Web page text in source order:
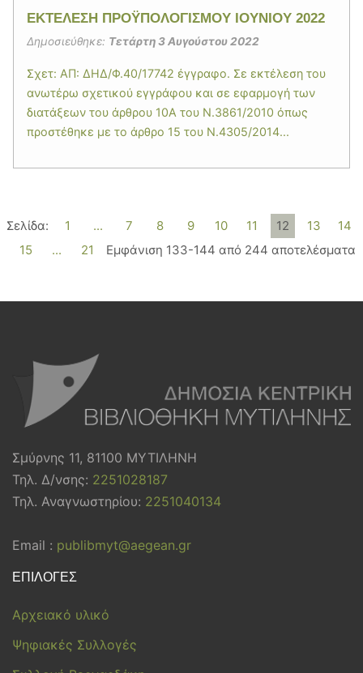
EΚΤΕΛΕΣΗ ΠΡΟΫΠΟΛΟΓΙΣΜΟΥ ΙΟΥΝΙΟΥ 2022
Δημοσιεύθηκε: Τετάρτη 3 Αυγούστου 2022
Σχετ: ΑΠ: ΔΗΔ/Φ.40/17742 έγγραφο. Σε εκτέλεση του
ανωτέρω σχετικού εγγράφου και σε εφαρμογή των
διατάξεων του άρθρου 10Α του Ν.3861/2010 όπως
προστέθηκε με το άρθρο 15 του Ν.4305/2014...
Σελίδα: 1 ... 7 8 9 10 11 12 13
14
15
... 21 Εμφάνιση 133-144 από 244 αποτελέσματα
Σμύρνης 11, 81100 ΜΥΤΙΛΗΝΗ
Τηλ. Δ/νσης: 2251028187
Τηλ. Αναγνωστηρίου: 2251040134
Email : publibmyt@aegean.gr
ΕΠΙΛΟΓΕΣ
Αρχειακό υλικό
Ψηφιακές Συλλογές